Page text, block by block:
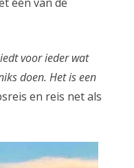
één van de
voor ieder wat
doen. Het is een
en reis net als